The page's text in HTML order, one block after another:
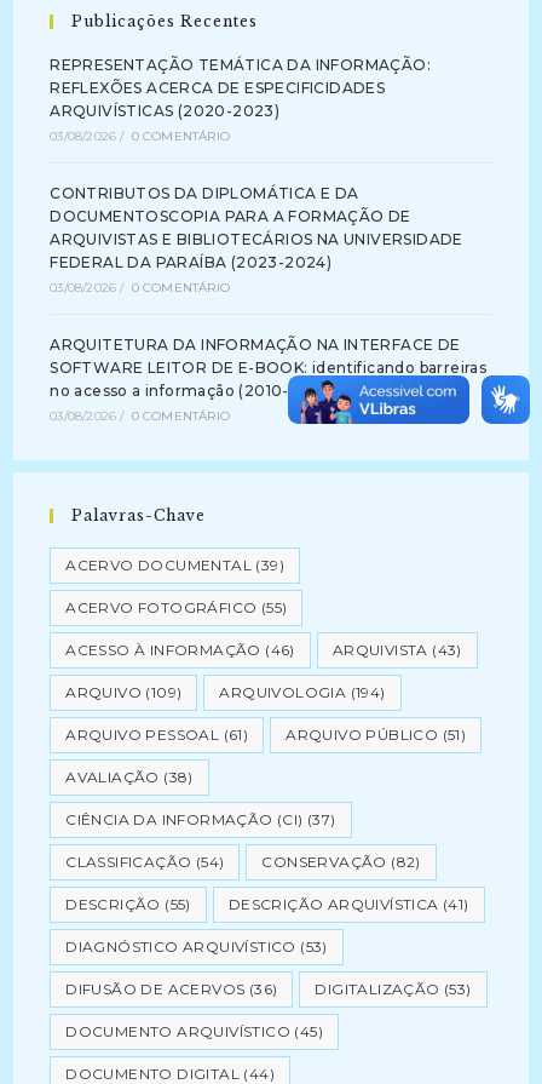
Publicações Recentes
REPRESENTAÇÃO TEMÁTICA DA INFORMAÇÃO:
REFLEXÕES ACERCA DE ESPECIFICIDADES
ARQUIVÍSTICAS (2020-2023)
03/08/2026 / 0 COMENTÁRIO
CONTRIBUTOS DA DIPLOMÁTICA E DA
DOCUMENTOSCOPIA PARA A FORMAÇÃO DE
ARQUIVISTAS E BIBLIOTECÁRIOS NA UNIVERSIDADE
FEDERAL DA PARAÍBA (2023-2024)
03/08/2026 / 0 COMENTÁRIO
ARQUITETURA DA INFORMAÇÃO NA INTERFACE DE
SOFTWARE LEITOR DE E-BOOK: identificando barreiras
no acesso a informação (2010-2012)
03/08/2026 / 0 COMENTÁRIO
Palavras-Chave
ACERVO DOCUMENTAL (39)
ACERVO FOTOGRÁFICO (55)
ACESSO À INFORMAÇÃO (46) ARQUIVISTA (43)
ARQUIVO (109) ARQUIVOLOGIA (194)
ARQUIVO PESSOAL (61) ARQUIVO PÚBLICO (51)
AVALIAÇÃO (38)
CIÊNCIA DA INFORMAÇÃO (CI) (37)
CLASSIFICAÇÃO (54) CONSERVAÇÃO (82)
DESCRIÇÃO (55) DESCRIÇÃO ARQUIVÍSTICA (41)
DIAGNÓSTICO ARQUIVÍSTICO (53)
DIFUSÃO DE ACERVOS (36) DIGITALIZAÇÃO (53)
DOCUMENTO ARQUIVÍSTICO (45)
DOCUMENTO DIGITAL (44)